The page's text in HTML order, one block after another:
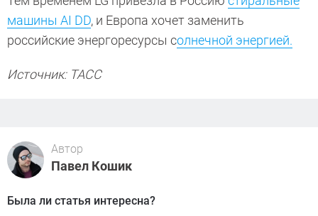
машины AI DD, и Европа хочет заменить
российские энергоресурсы солнечной энергией.
Источник: ТАСС
Автор
Павел Кошик
Была ли статья интересна?